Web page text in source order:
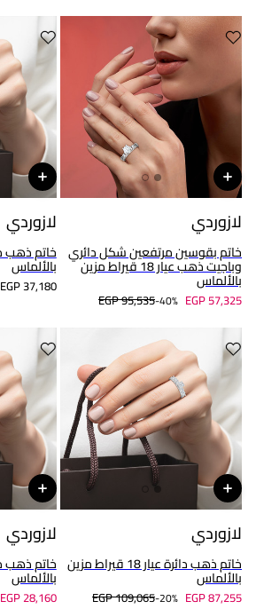
لازوردي
خاتم بقوسين مرتفعين شكل دائري
وباجيت ذهب عيار 18 قيراط مزين
بالألماس
EGP 95,535 40%- EGP 57,325
لازوردي
بالألماس
EGP 37,180
لازوردي
خاتم ذهب دائرة عيار 18 قيراط مزين
بالألماس
EGP 109,065 20%- EGP 87,255
لازوردي
بالألماس
EGP 28,160